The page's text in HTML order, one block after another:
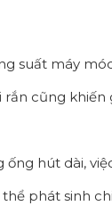
suất máy
cũng khiến
hút dài,
phát sinh